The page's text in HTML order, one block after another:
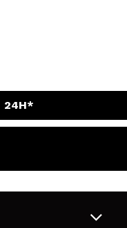
24H*